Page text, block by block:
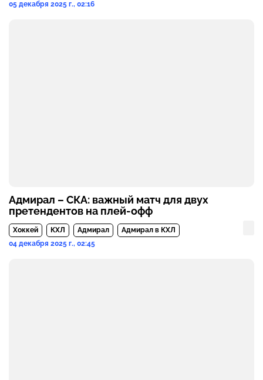
05 декабря 2025 г., 02:16
Адмирал – СКА: важный матч для двух
претендентов на плей-офф
Хоккей КХЛ Адмирал
Адмирал в КХЛ
04 декабря 2025 г., 02:45